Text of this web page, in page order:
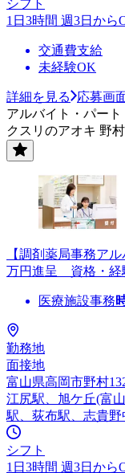
シフト
1日3時間 週3日から
交通費支給
未経験OK
詳細を見る
応募画
アルバイト・パート
クスリのアオキ 野
【調剤薬局事務ア
万円進呈 資格・経
医療施設事務
勤務地
面接地
富山県高岡市野村
江尻駅、旭ケ丘(富
駅、荻布駅、志貴野
シフト
1日3時間 週3日から